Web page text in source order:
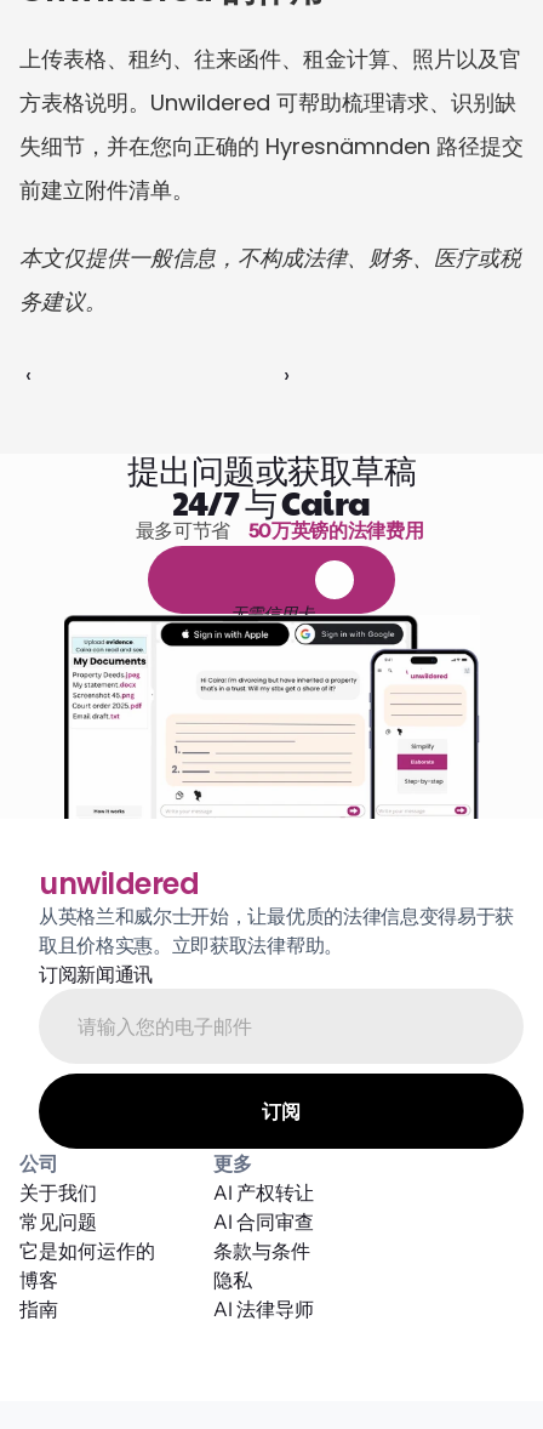
上传表格、租约、往来函件、租金计算、照片以及官
方表格说明。Unwildered 可帮助梳理请求、识别缺
失细节，并在您向正确的 Hyresnämnden 路径提交
前建立附件清单。
本文仅提供一般信息，不构成法律、财务、医疗或税
务建议。
‹ ›
提出问题或获取草稿
24/7 与 Caira
1,000小时的阅读
最多可节省 50万英镑的法律费用
无需信用卡
unwildered
从英格兰和威尔士开始，让最优质的法律信息变得易于获
取且价格实惠。立即获取法律帮助。
订阅新闻通讯
公司
关于我们
常见问题
它是如何运作的
博客
指南
更多
条款与条件
AI 合同审查
AI 法律导师
隐私
AI 产权转让